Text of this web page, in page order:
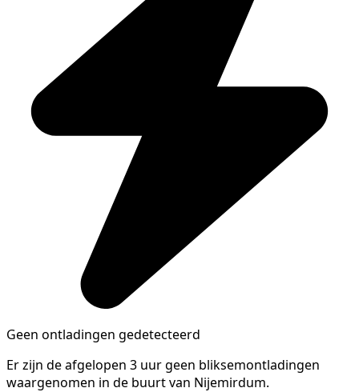
Geen ontladingen gedetecteerd
Er zijn de afgelopen 3 uur geen bliksemontladingen
waargenomen in de buurt van Nijemirdum.